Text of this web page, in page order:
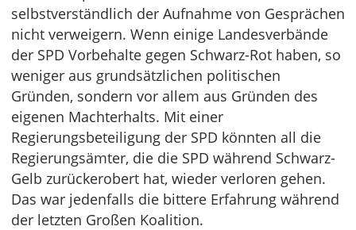
selbstverständlich der Aufnahme von Gesprächen
nicht verweigern. Wenn einige Landesverbände
der SPD Vorbehalte gegen Schwarz-Rot haben, so
weniger aus grundsätzlichen politischen
Gründen, sondern vor allem aus Gründen des
eigenen Machterhalts. Mit einer
Regierungsbeteiligung der SPD könnten all die
Regierungsämter, die die SPD während Schwarz-
Gelb zurückerobert hat, wieder verloren gehen.
Das war jedenfalls die bittere Erfahrung während
der letzten Großen Koalition.